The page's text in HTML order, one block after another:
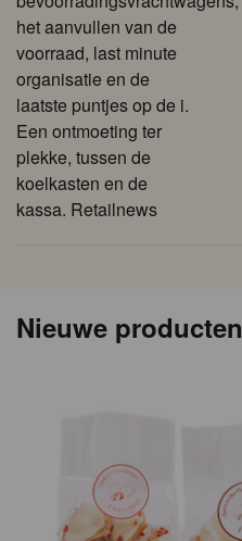
het aanvullen van de
voorraad, last minute
organisatie en de
laatste puntjes op de i.
Een ontmoeting ter
plekke, tussen de
koelkasten en de
kassa. Retailnews
Nieuwe producten